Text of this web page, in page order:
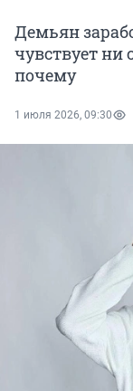
Демьян
чувствует ни
почему
1 июля 2026, 09:30